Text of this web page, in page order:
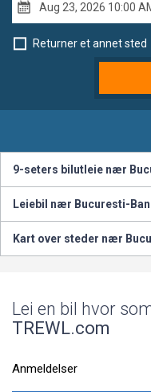
Returner et annet sted
9-seters bilutleie nær
Leiebil nær Bucuresti-
Kart over steder nær
Lei en bil hvor
TREWL.com
Anmeldelser